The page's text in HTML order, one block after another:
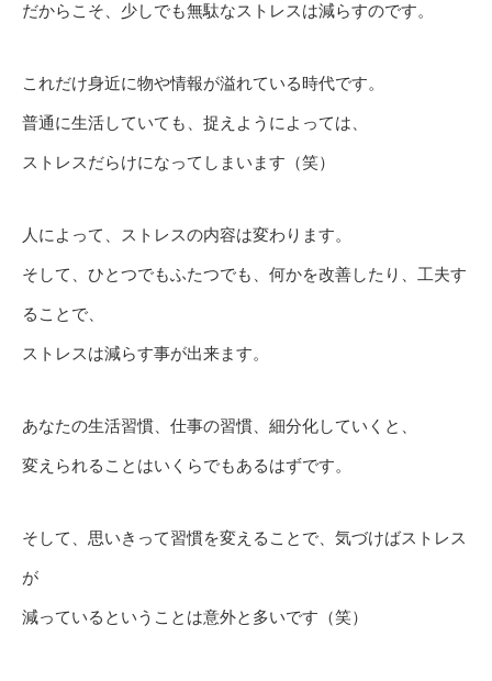
だからこそ、少しでも無駄なストレスは減らすのです。
これだけ身近に物や情報が溢れている時代です。
普通に生活していても、捉えようによっては、
ストレスだらけになってしまいます（笑）
人によって、ストレスの内容は変わります。
そして、ひとつでもふたつでも、何かを改善したり、工夫す
ることで、
ストレスは減らす事が出来ます。
あなたの生活習慣、仕事の習慣、細分化していくと、
変えられることはいくらでもあるはずです。
そして、思いきって習慣を変えることで、気づけばストレス
が
減っているということは意外と多いです（笑）